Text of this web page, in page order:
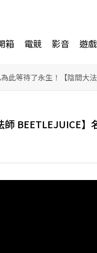
箱 電競 影音 遊戲
此等待了永生！【陰間大
師 BEETLEJUICE